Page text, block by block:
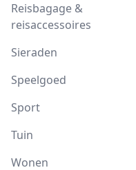
Reisbagage &
reisaccessoires
Sieraden
Speelgoed
Sport
Tuin
Wonen